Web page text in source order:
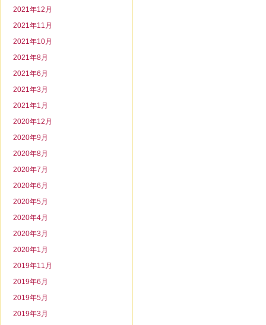
2021年12月
2021年11月
2021年10月
2021年8月
2021年6月
2021年3月
2021年1月
2020年12月
2020年9月
2020年8月
2020年7月
2020年6月
2020年5月
2020年4月
2020年3月
2020年1月
2019年11月
2019年6月
2019年5月
2019年3月